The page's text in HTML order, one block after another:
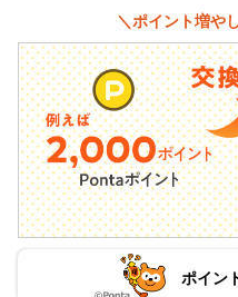
＼ポイント増や
ポイン